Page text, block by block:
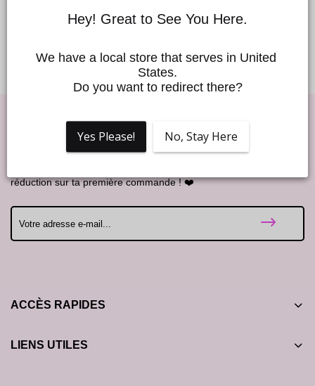
Rechargeable par USB
2 boutons
réduction sur ta première commande ! ❤️
ACCÈS RAPIDES
LIENS UTILES
Hey! Great to See You Here.
We have a local store that serves in United
States.
Do you want to redirect there?
Yes Please! No, Stay Here